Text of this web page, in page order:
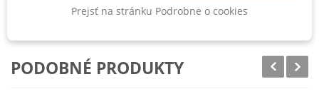
9.7
PODOBNÉ PRODUKTY
Prejsť na stránku Podrobne o cookies